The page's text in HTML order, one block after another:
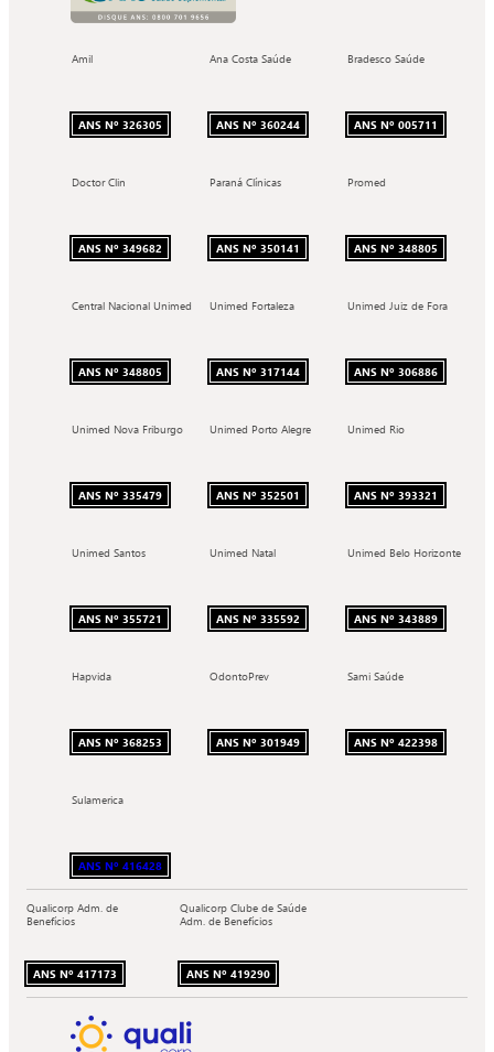
Amil
ANS Nº 326305
Ana Costa Saúde
ANS Nº 360244
Bradesco Saúde
ANS Nº 005711
Doctor Clin
ANS Nº 349682
Paraná Clínicas
ANS Nº 350141
Promed
ANS Nº 348805
Central Nacional Unimed
ANS Nº 348805
Unimed Fortaleza
ANS Nº 317144
Unimed Juiz de Fora
ANS Nº 306886
Unimed Nova Friburgo
ANS Nº 335479
Unimed Porto Alegre
ANS Nº 352501
Unimed Rio
ANS Nº 393321
Unimed Santos
ANS Nº 355721
Unimed Natal
ANS Nº 335592
Unimed Belo Horizonte
ANS Nº 343889
Hapvida
ANS Nº 368253
OdontoPrev
ANS Nº 301949
Sami Saúde
ANS Nº 422398
Sulamerica
ANS Nº 416428
Qualicorp Adm. de
Benefícios
ANS Nº 417173
Qualicorp Clube de Saúde
Adm. de Benefícios
ANS Nº 419290